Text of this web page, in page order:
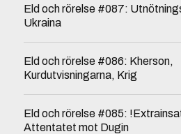
Eld och rörelse #087:
Ukraina
Eld och rörelse #086: Kherson,
Kurdutvisningarna, Krig
Eld och rörelse #085:
Attentatet mot Dugin